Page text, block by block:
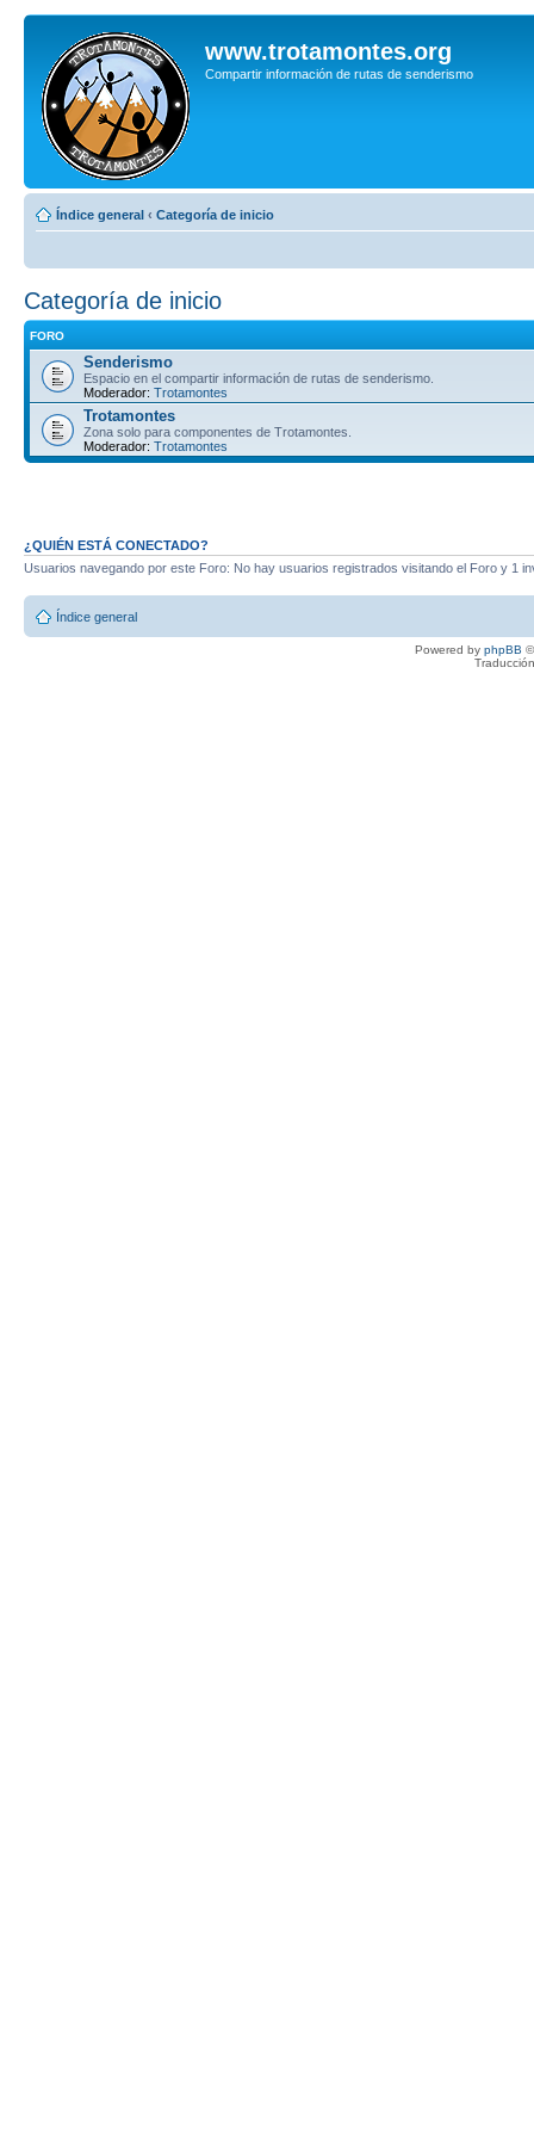
www.trotamontes.org
Compartir información de rutas de senderismo
Índice general ‹ Categoría de inicio
Categoría de inicio
FORO
Senderismo
Espacio en el compartir información de rutas de senderismo.
Moderador: Trotamontes
Trotamontes
Zona solo para componentes de Trotamontes.
Moderador: Trotamontes
¿QUIÉN ESTÁ CONECTADO?
Usuarios navegando por este Foro: No hay usuarios registrados visitando el Foro y 1
Índice general
Powered by phpBB